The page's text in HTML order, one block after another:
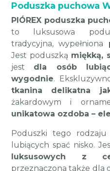
Poduszka puchowa
PIÓREX poduszka
to luksusowa
tradycyjna, wypełniona
Jest poduszką miękką,
jest dla osób
wygodnie.
tkanina delikatna
żakardowym i
unikatowa ozdoba –
Poduszki tego rodzaju
lubiących spać nisko.
luksusowych z
przeznaczona także dla